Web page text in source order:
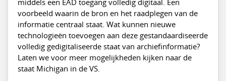
voorbeeld waarin de bron en het raadplegen van de
informatie centraal staat. Wat kunnen nieuwe
technologieën toevoegen aan deze gestandaardiseerde
volledig gedigitaliseerde staat van archiefinformatie?
Laten we voor meer mogelijkheden kijken naar de
staat Michigan in de VS.